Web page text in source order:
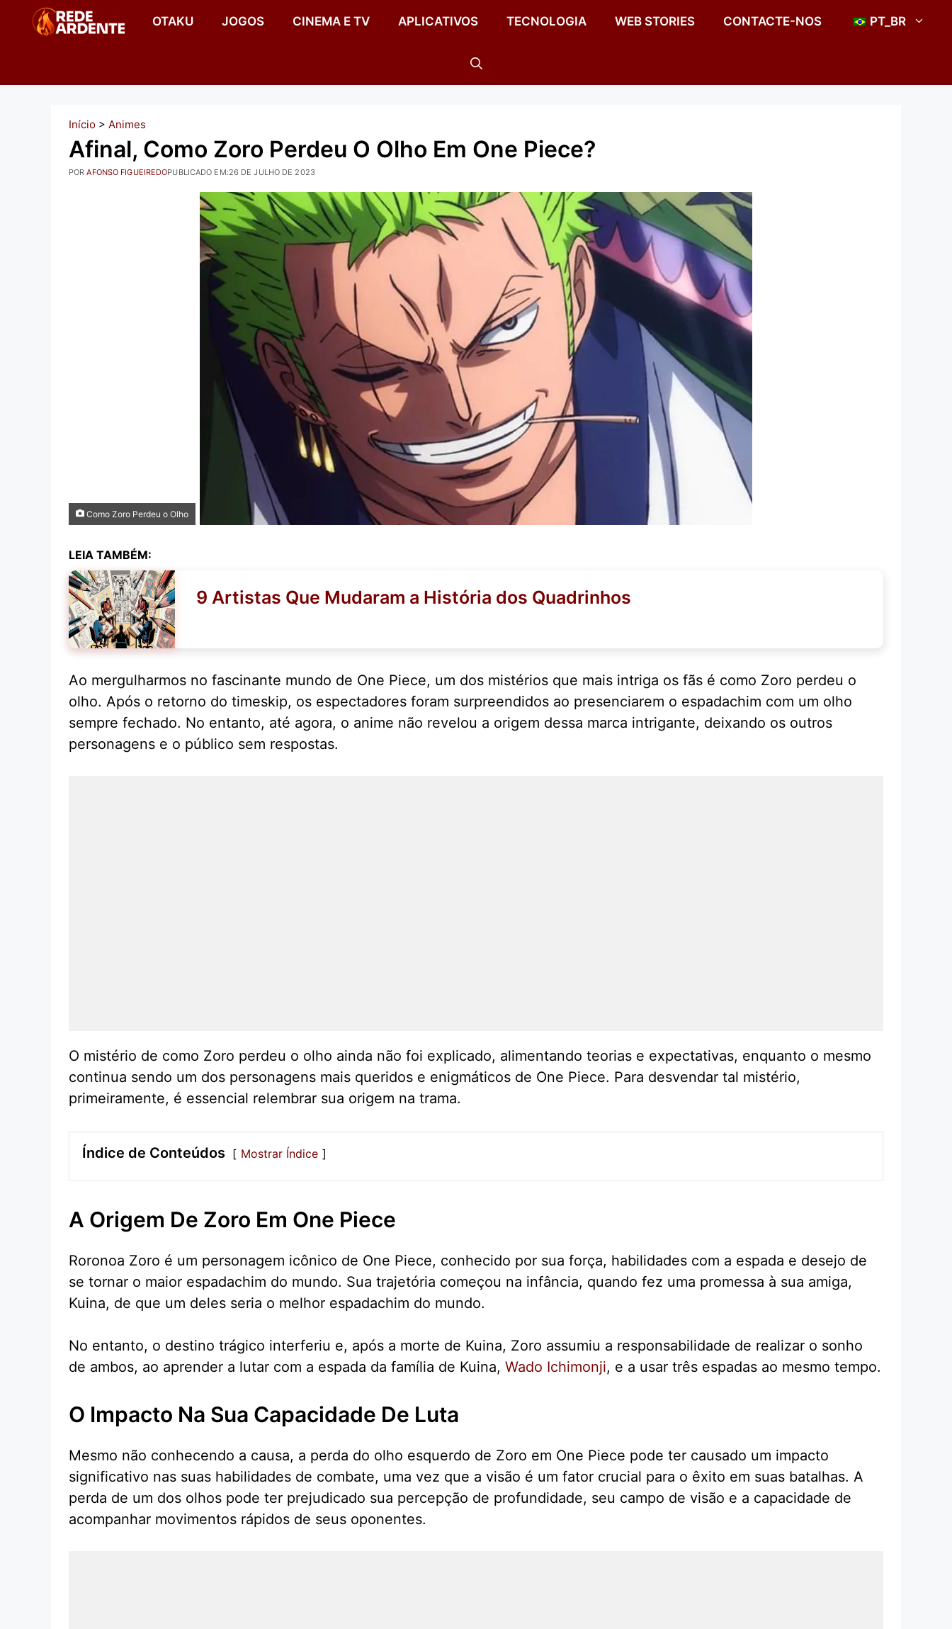
OTAKU JOGOS CINEMA E TV APLICATIVOS TECNOLOGIA WEB STORIES CONTACTE-NOS PT_BR
Início > Animes
Afinal, Como Zoro Perdeu O Olho Em One Piece?
PUBLICADO EM:26 DE JULHO DE 2023
PORAFONSO FIGUEIREDO
Como Zoro Perdeu o Olho
LEIA TAMBÉM:
9 Artistas Que Mudaram a História dos Quadrinhos
Ao mergulharmos no fascinante mundo de One Piece, um dos mistérios que mais intriga os fãs é como Zoro perdeu o
olho. Após o retorno do timeskip, os espectadores foram surpreendidos ao presenciarem o espadachim com um olho
sempre fechado. No entanto, até agora, o anime não revelou a origem dessa marca intrigante, deixando os outros
personagens e o público sem respostas.
O mistério de como Zoro perdeu o olho ainda não foi explicado, alimentando teorias e expectativas, enquanto o mesmo
continua sendo um dos personagens mais queridos e enigmáticos de One Piece. Para desvendar tal mistério,
primeiramente, é essencial relembrar sua origem na trama.
Índice de Conteúdos Mostrar Índice
A Origem De Zoro Em One Piece
Roronoa Zoro é um personagem icônico de One Piece, conhecido por sua força, habilidades com a espada e desejo de
se tornar o maior espadachim do mundo. Sua trajetória começou na infância, quando fez uma promessa à sua amiga,
Kuina, de que um deles seria o melhor espadachim do mundo.
No entanto, o destino trágico interferiu e, após a morte de Kuina, Zoro assumiu a responsabilidade de realizar o sonho
de ambos, ao aprender a lutar com a espada da família de Kuina, Wado Ichimonji, e a usar três espadas ao mesmo tempo.
O Impacto Na Sua Capacidade De Luta
Mesmo não conhecendo a causa, a perda do olho esquerdo de Zoro em One Piece pode ter causado um impacto
significativo nas suas habilidades de combate, uma vez que a visão é um fator crucial para o êxito em suas batalhas. A
perda de um dos olhos pode ter prejudicado sua percepção de profundidade, seu campo de visão e a capacidade de
acompanhar movimentos rápidos de seus oponentes.